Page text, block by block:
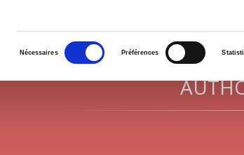
consentement
Nécessaires Préférences